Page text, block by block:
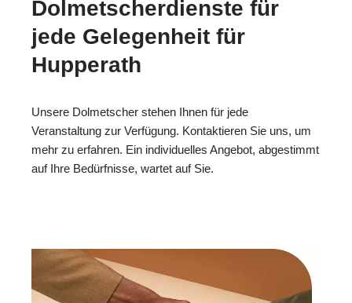
Dolmetscherdienste für
jede Gelegenheit für
Hupperath
Unsere Dolmetscher stehen Ihnen für jede
Veranstaltung zur Verfügung. Kontaktieren Sie uns, um
mehr zu erfahren. Ein individuelles Angebot, abgestimmt
auf Ihre Bedürfnisse, wartet auf Sie.